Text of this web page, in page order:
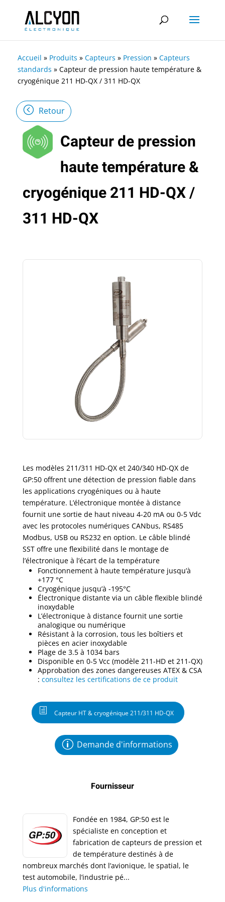
Accueil » Produits » Capteurs » Pression » Capteurs
standards » Capteur de pression haute température &
cryogénique 211 HD-QX / 311 HD-QX
Retour
Capteur de pression
haute température &
cryogénique 211 HD-QX /
311 HD-QX
Les modèles 211/311 HD-QX et 240/340 HD-QX de
GP:50 offrent une détection de pression fiable dans
les applications cryogéniques ou à haute
température. L’électronique montée à distance
fournit une sortie de haut niveau 4-20 mA ou 0-5 Vdc
avec les protocoles numériques CANbus, RS485
Modbus, USB ou RS232 en option. Le câble blindé
SST offre une flexibilité dans le montage de
l’électronique à l’écart de la température
Fonctionnement à haute température jusqu’à
+177 °C
Cryogénique jusqu’à -195°C
Électronique distante via un câble flexible blindé
inoxydable
L’électronique à distance fournit une sortie
analogique ou numérique
Résistant à la corrosion, tous les boîtiers et
pièces en acier inoxydable
Plage de 3.5 à 1034 bars
Disponible en 0-5 Vcc (modèle 211-HD et 211-QX)
Approbation des zones dangereuses ATEX & CSA
: consultez les certifications de ce produit
Capteur HT & cryogénique 211/311 HD-QX
Demande d'informations
Fournisseur
Fondée en 1984, GP:50 est le
spécialiste en conception et
fabrication de capteurs de pression et
de température destinés à de
nombreux marchés dont l’avionique, le spatial, le
test automobile, l’industrie pé...
Plus d'informations